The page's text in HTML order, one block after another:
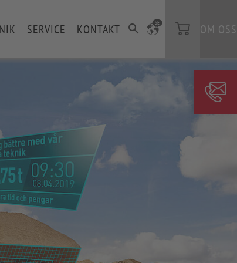
SERVICE KONTAKT SE OM OSS